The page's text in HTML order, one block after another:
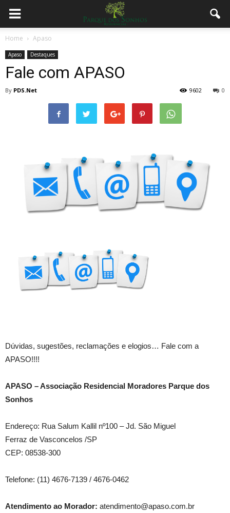
Home Apaso
Apaso Destaques
Fale com APASO
By PDS.Net 0
9602
Dúvidas, sugestões, reclamações e elogios… Fale com a
APASO!!!!
APASO – Associação Residencial Moradores Parque dos
Sonhos
Endereço: Rua Salum Kallil nº100 – Jd. São Miguel
Ferraz de Vasconcelos /SP
CEP: 08538-300
Telefone: (11) 4676-7139 / 4676-0462
Atendimento ao Morador: atendimento@apaso.com.br